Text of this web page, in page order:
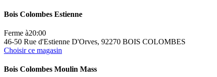
Bois Colombes Estienne
Ferme à20:00
46-50 Rue d'Estienne D'Orves, 92270 BOIS COLOMBES
Choisir ce magasin
Bois Colombes Moulin Mass